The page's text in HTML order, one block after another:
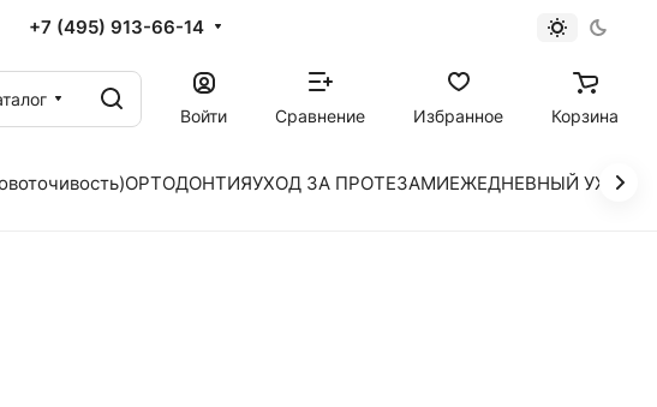
+7 (495) 913-66-14
Войти
Сравнение Избранное Корзина
ОРТОДОНТИЯУХОД ЗА ПРОТЕЗАМИЕЖЕДНЕВНЫЙ УХОД